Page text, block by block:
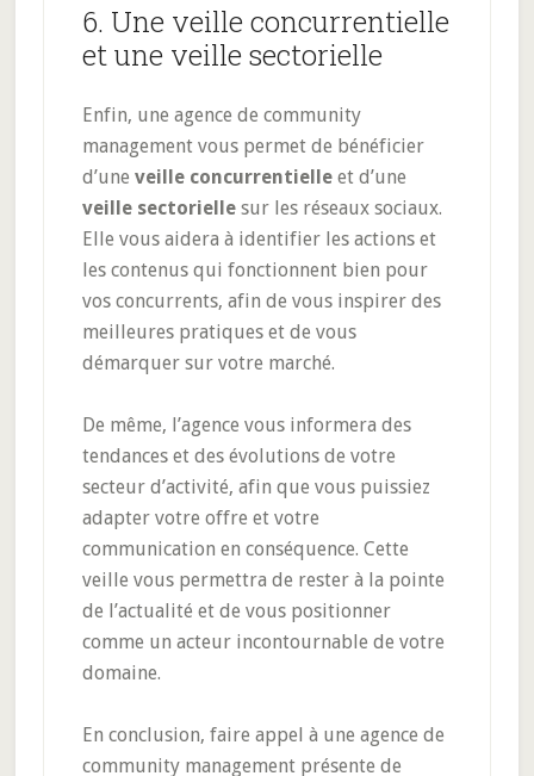
6. Une veille concurrentielle
et une veille sectorielle
Enfin, une agence de community
management vous permet de bénéficier
d’une veille concurrentielleet d’une
veille sectoriellesur les réseaux sociaux.
Elle vous aidera à identifier les actions et
les contenus qui fonctionnent bien pour
vos concurrents, afin de vous inspirer des
meilleures pratiques et de vous
démarquer sur votre marché.
De même, l’agence vous informera des
tendances et des évolutions de votre
secteur d’activité, afin que vous puissiez
adapter votre offre et votre
communication en conséquence. Cette
veille vous permettra de rester à la pointe
de l’actualité et de vous positionner
comme un acteur incontournable de votre
domaine.
En conclusion, faire appel à une agence de
community management présente de